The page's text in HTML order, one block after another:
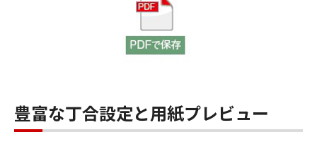
豊富な丁合設定と用紙プレビュー